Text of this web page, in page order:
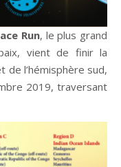
Run, le plus grand
vient de finir la
l’hémisphère sud,
2019, traversant